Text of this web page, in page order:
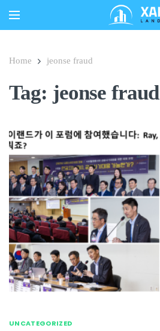
Home jeonse fraud
Tag: jeonse fraud
UNCATEGORIZED